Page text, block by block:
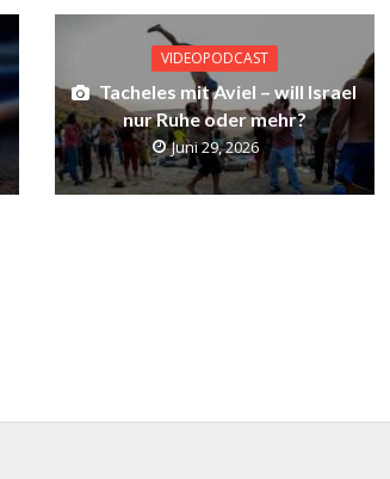
VIDEOPODCAST
Tacheles mit Aviel – will Israel
nur Ruhe oder mehr?
Juni 29, 2026